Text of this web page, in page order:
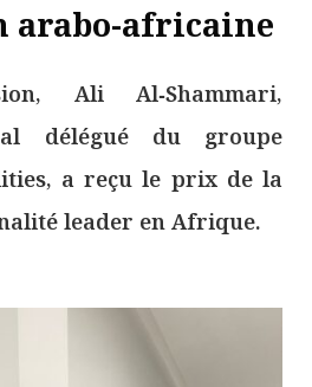
arabo-africaine
Ali Al‑Shammari,
délégué du groupe
a reçu le prix de la
leader en Afrique.